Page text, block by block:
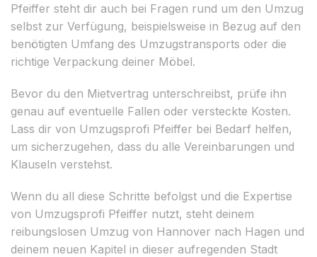
Pfeiffer steht dir auch bei Fragen rund um den Umzug
selbst zur Verfügung, beispielsweise in Bezug auf den
benötigten Umfang des Umzugstransports oder die
richtige Verpackung deiner Möbel.
Bevor du den Mietvertrag unterschreibst, prüfe ihn
genau auf eventuelle Fallen oder versteckte Kosten.
Lass dir von Umzugsprofi Pfeiffer bei Bedarf helfen,
um sicherzugehen, dass du alle Vereinbarungen und
Klauseln verstehst.
Wenn du all diese Schritte befolgst und die Expertise
von Umzugsprofi Pfeiffer nutzt, steht deinem
reibungslosen Umzug von Hannover nach Hagen und
deinem neuen Kapitel in dieser aufregenden Stadt